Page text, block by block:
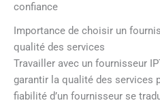
confiance
Importance de choisir un
qualité des services
Travailler avec un fournisseur
garantir la qualité des services
fiabilité d’un fournisseur se